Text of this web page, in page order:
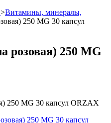
>Витамины, минералы,
250 MG 30 капсул
розовая) 250 MG